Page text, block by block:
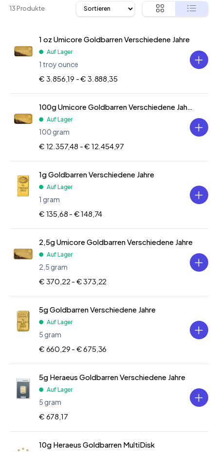
13 Produkte
1 oz Umicore Goldbarren Verschiedene Jahre
Auf Lager
1 troy ounce
€ 3.856,19 -€ 3.888,35
100g Umicore Goldbarren Verschiedene Jahre
Auf Lager
100 gram
€ 12.357,48 -€ 12.454,97
1g Goldbarren Verschiedene Jahre
Auf Lager
1 gram
€ 135,68 - € 148,74
2,5g Umicore Goldbarren Verschiedene Jahre
Auf Lager
2,5 gram
€ 370,22 - € 373,22
5g Goldbarren Verschiedene Jahre
Auf Lager
5 gram
€ 660,29 - € 675,36
5g Heraeus Goldbarren Verschiedene Jahre
Auf Lager
5 gram
€ 678,17
10g Heraeus Goldbarren MultiDisk